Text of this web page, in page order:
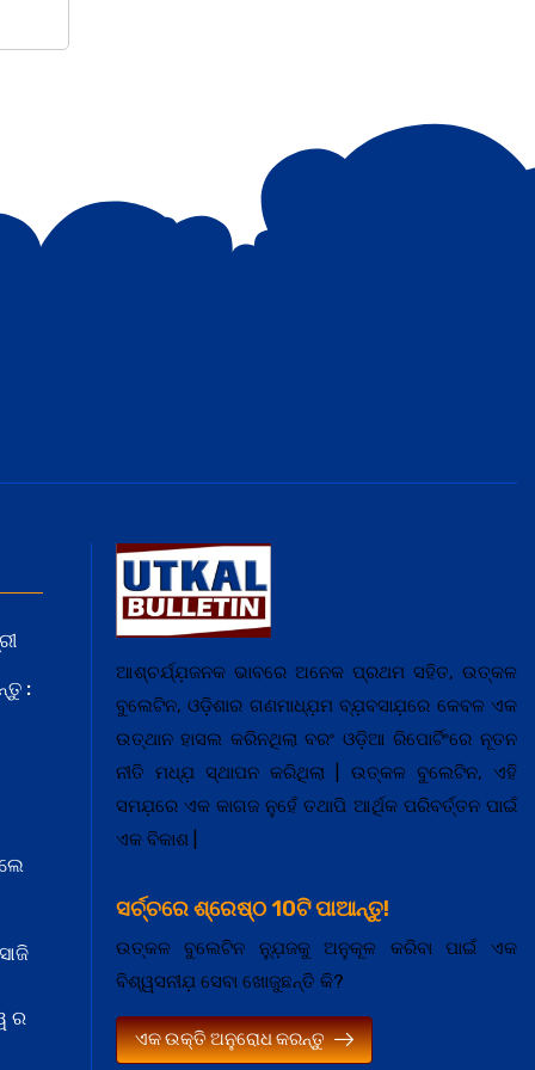
:
ର
ଆଶ୍ଚର୍ଯ୍ଯ଼ଜନକ ଭାବରେ ଅନେକ ପ୍ରଥମ ସହିତ, ଉତ୍କଳ
ବୁଲେଟିନ, ଓଡ଼ିଶାର ଗଣମାଧ୍ଯ଼ମ ବ୍ଯ଼ବସାଯ଼ରେ କେବଳ ଏକ
ଉତ୍ଥାନ ହାସଲ କରିନଥିଲା ବରଂ ଓଡ଼ିଆ ରିପୋର୍ଟିଂରେ ନୂତନ
ନୀତି ମଧ୍ଯ଼ ସ୍ଥାପନ କରିଥିଲା | ଉତ୍କଳ ବୁଲେଟିନ, ଏହି
ସମଯ଼ରେ ଏକ କାଗଜ ନୁହେଁ ତଥାପି ଆର୍ଥିକ ପରିବର୍ତ୍ତନ ପାଇଁ
ଏକ ବିକାଶ |
ସର୍ଚ୍ଚରେ ଶ୍ରେଷ୍ଠ 10ଟି ପାଆନ୍ତୁ!
ଉତ୍କଳ ବୁଲେଟିନ ନ୍ଯ଼ୁଜକୁ ଅନୁକୂଳ କରିବା ପାଇଁ ଏକ
ବିଶ୍ୱସନୀଯ଼ ସେବା ଖୋଜୁଛନ୍ତି କି?
ଏକ ଉକ୍ତି ଅନୁରୋଧ କରନ୍ତୁ